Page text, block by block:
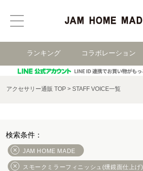
ランキング コラボレーション
アクセサリー通販 TOP STAFF VOICE一覧
JAM HOME MADE
スモークミラーフィニッシュ(燻鏡面仕上げ)